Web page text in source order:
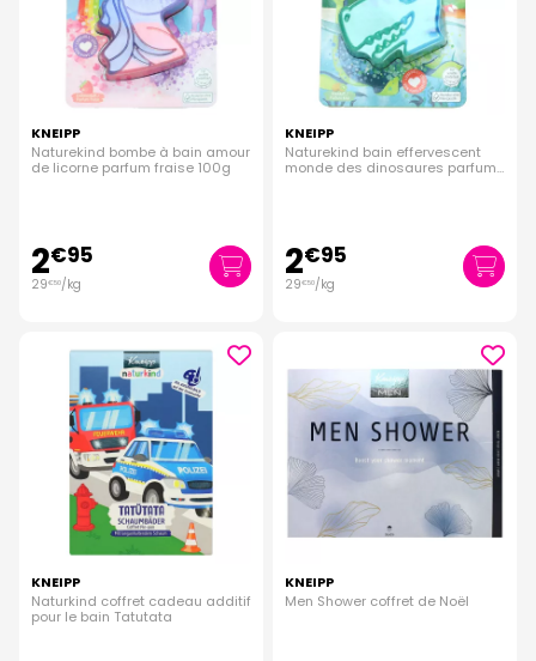
KNEIPP
Naturekind bombe à bain amour
de licorne parfum fraise 100g
2€95
29€50/kg
KNEIPP
Naturekind bain effervescent
monde des dinosaures parfum
2€95
29€50/kg
KNEIPP
Naturkind coffret cadeau additif
pour le bain Tatutata
KNEIPP
Men Shower coffret de Noël